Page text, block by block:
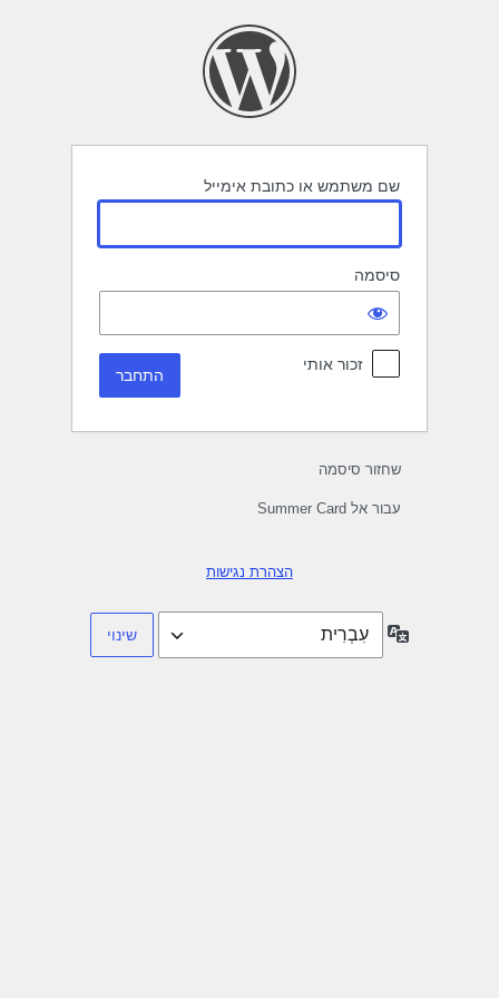
שם משתמש או כתובת אימייל
סיסמה
זכור אותי
שחזור סיסמה
עבור אל Summer Card
הצהרת נגישות
שפה